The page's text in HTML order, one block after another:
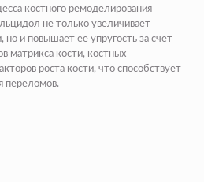
костного ремоделирования
не только увеличивает
и повышает ее упругость за счет
матрикса кости, костных
роста кости, что способствует
переломов.